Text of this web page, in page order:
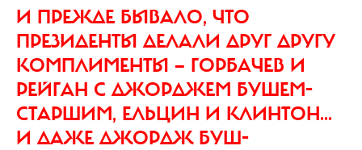
И ПРЕЖДЕ БЫВАЛО, ЧТО
ПРЕЗИДЕНТЫ ДЕЛАЛИ ДРУГ ДРУГУ
КОМПЛИМЕНТЫ — ГОРБАЧЕВ И
РЕЙГАН С ДЖОРДЖЕМ БУШЕМ-
СТАРШИМ, ЕЛЬЦИН И КЛИНТОН...
И ДАЖЕ ДЖОРДЖ БУШ-